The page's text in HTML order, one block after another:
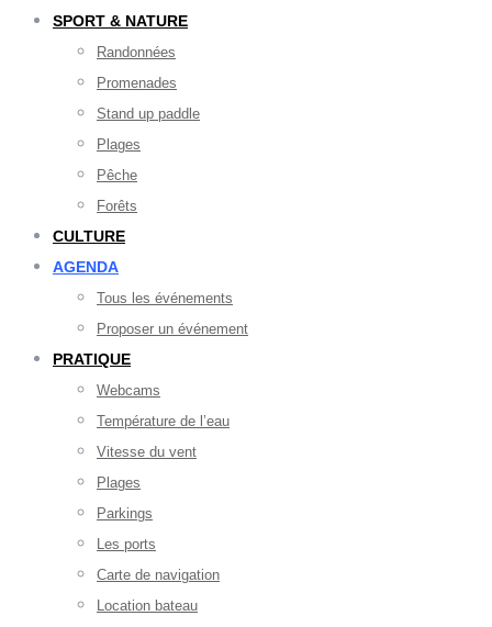
SPORT & NATURE
Randonnées
Promenades
Stand up paddle
Plages
Pêche
Forêts
CULTURE
AGENDA
Tous les événements
Proposer un événement
PRATIQUE
Webcams
Température de l’eau
Vitesse du vent
Plages
Parkings
Les ports
Carte de navigation
Location bateau